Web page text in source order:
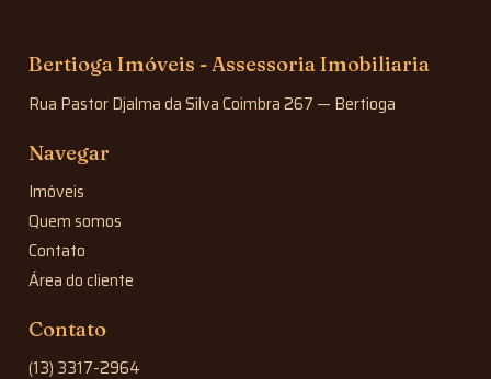
Bertioga Imóveis - Assessoria Imobiliaria
Rua Pastor Djalma da Silva Coimbra 267 — Bertioga
Navegar
Imóveis
Quem somos
Contato
Área do cliente
Contato
(13) 3317-2964